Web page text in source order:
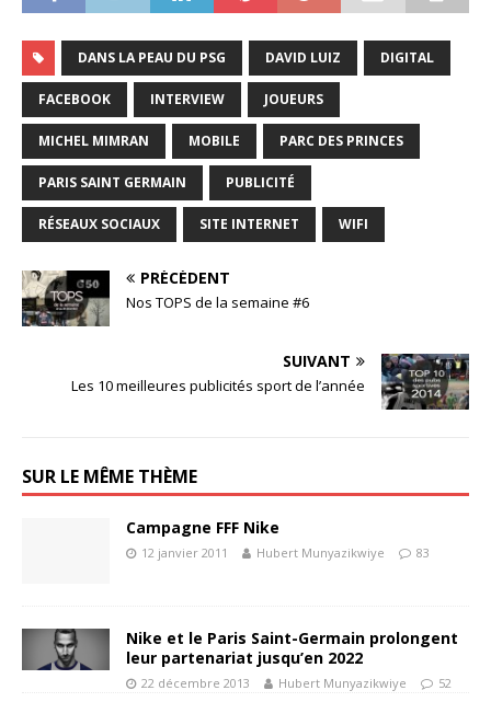
DANS LA PEAU DU PSG DAVID LUIZ DIGITAL
FACEBOOK INTERVIEW JOUEURS
MICHEL MIMRAN MOBILE PARC DES PRINCES
PARIS SAINT GERMAIN PUBLICITÉ
RÉSEAUX SOCIAUX SITE INTERNET WIFI
PRÉCÉDENT
Nos TOPS de la semaine #6
SUIVANT
Les 10 meilleures publicités sport de l’année
SUR LE MÊME THÈME
Campagne FFF Nike
12 janvier 2011 Hubert Munyazikwiye 83
Nike et le Paris Saint-Germain prolongent
leur partenariat jusqu’en 2022
22 décembre 2013 Hubert Munyazikwiye 52